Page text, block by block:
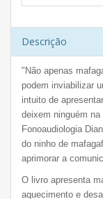
Descrição
"Não apenas
podem inviabilizar
intuito de
deixem ninguém
Fonoaudiologia
do ninho de
aprimorar a
O livro apresenta
aquecimento e